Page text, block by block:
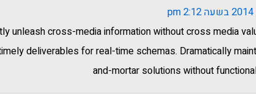
unleash cross-media information without cross media
deliverables for real-time schemas. Dramatically
and-mortar solutions without